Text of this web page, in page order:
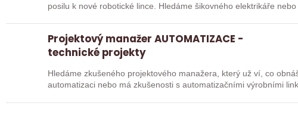
posilu k nové robotické lince. Hledáme šikovného elektrikáře
Projektový manažer AUTOMATIZACE -
technické projekty
Hledáme zkušeného projektového manažera, který už ví, co
automatizaci nebo má zkušenosti s automatizačními výrobními